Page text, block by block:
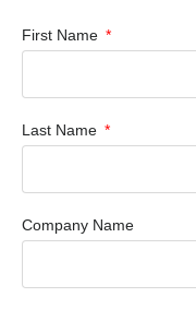
First Name
Last Name
Company Name